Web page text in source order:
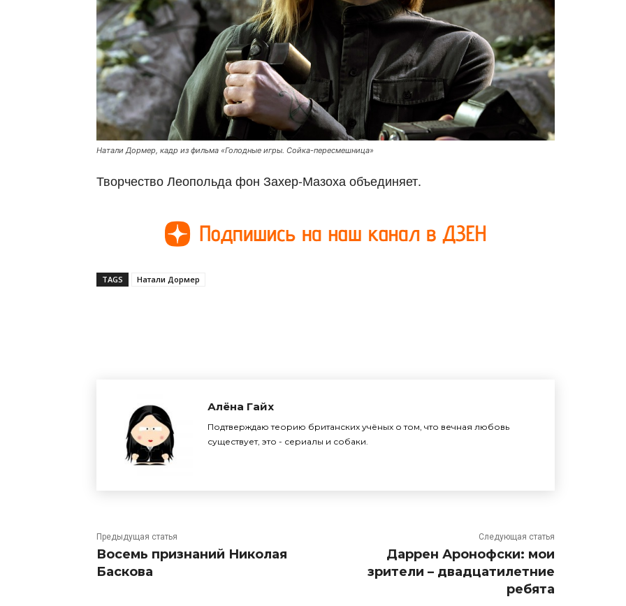
Натали Дормер, кадр из фильма «Голодные игры. Сойка-пересмешница»
Творчество Леопольда фон Захер-Мазоха объединяет.
TAGS Натали Дормер
Алёна Гайх
Подтверждаю теорию британских учёных о том, что вечная любовь
существует, это - сериалы и собаки.
Предыдущая статья
Восемь признаний Николая
Баскова
Следующая статья
Даррен Аронофски: мои
зрители – двадцатилетние
ребята